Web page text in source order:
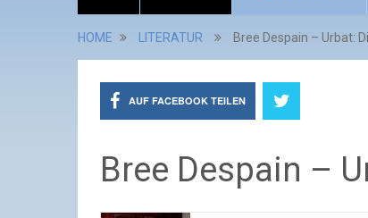
HOME LITERATUR Bree Despain – Urbat:
AUF FACEBOOK TEILEN
Bree Despain –